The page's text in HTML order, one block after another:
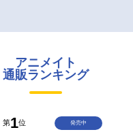
アニメイト
通販ランキング
第1位 発売中